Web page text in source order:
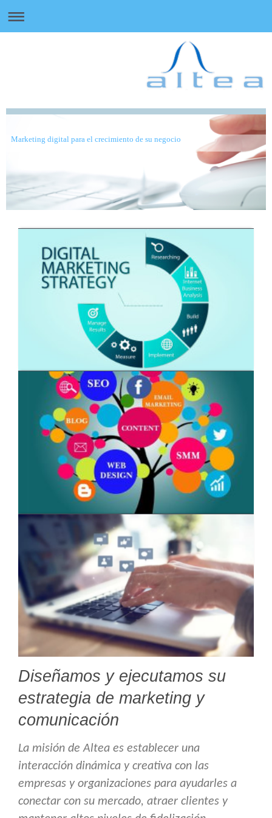
Marketing digital para el crecimiento de su negocio
Diseñamos y ejecutamos su
estrategia de marketing y
comunicación
La misión de Altea es establecer una
interacción dinámica y creativa con las
empresas y organizaciones para ayudarles a
conectar con su mercado, atraer clientes y